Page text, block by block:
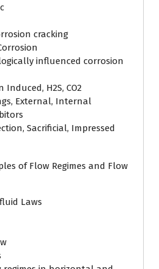
cracking
influenced corrosion
Induced, H2S, CO2
External, Internal
Sacrificial, Impressed
of Flow Regimes and Flow
Laws